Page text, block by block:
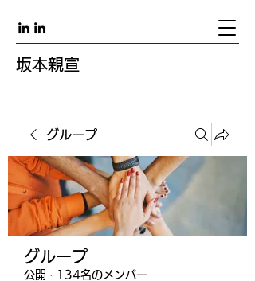
坂本親宣
グループ
グループ
公開 · 134名のメンバー